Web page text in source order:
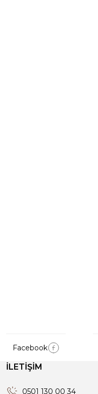
Facebook
İLETİŞİM
0501 130 00 34